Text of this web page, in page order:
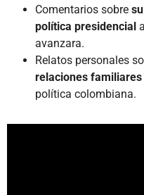
Comentarios sobre
política presidencial
avanzara.
Relatos personales
relaciones familiares
política colombiana.